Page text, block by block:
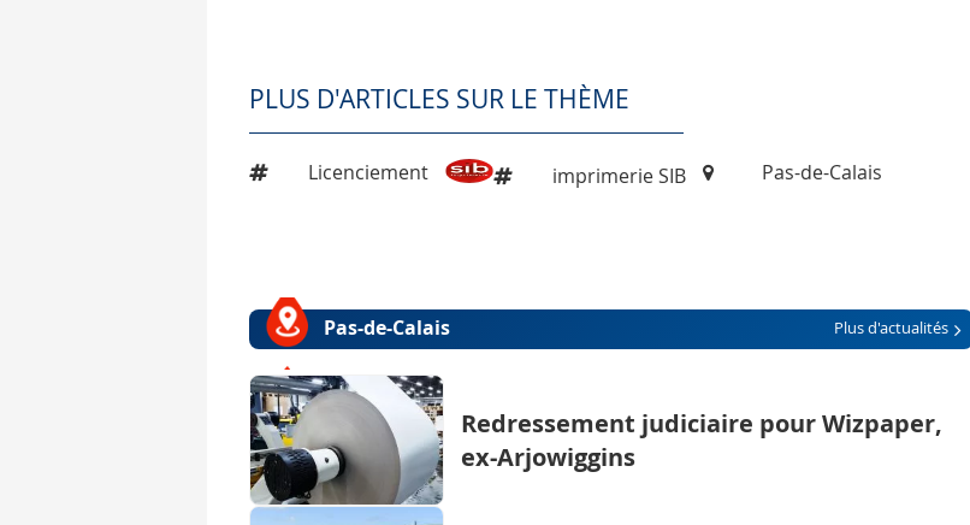
PLUS D'ARTICLES SUR LE THÈME
Licenciement imprimerie SIB Pas-de-Calais
Pas-de-Calais Plus d'actualités
Redressement judiciaire pour Wizpaper,
ex-Arjowiggins